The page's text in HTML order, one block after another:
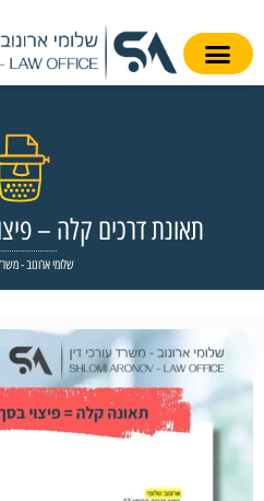
תאונת דרכים קלה – פיצוי בסך
שלומי ארונוב -